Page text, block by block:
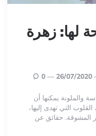
لها: زهرة
26/07/2020
0
والملونة يمكنها أن
التي تهدى إليها،
المشوقة. حقائق عن